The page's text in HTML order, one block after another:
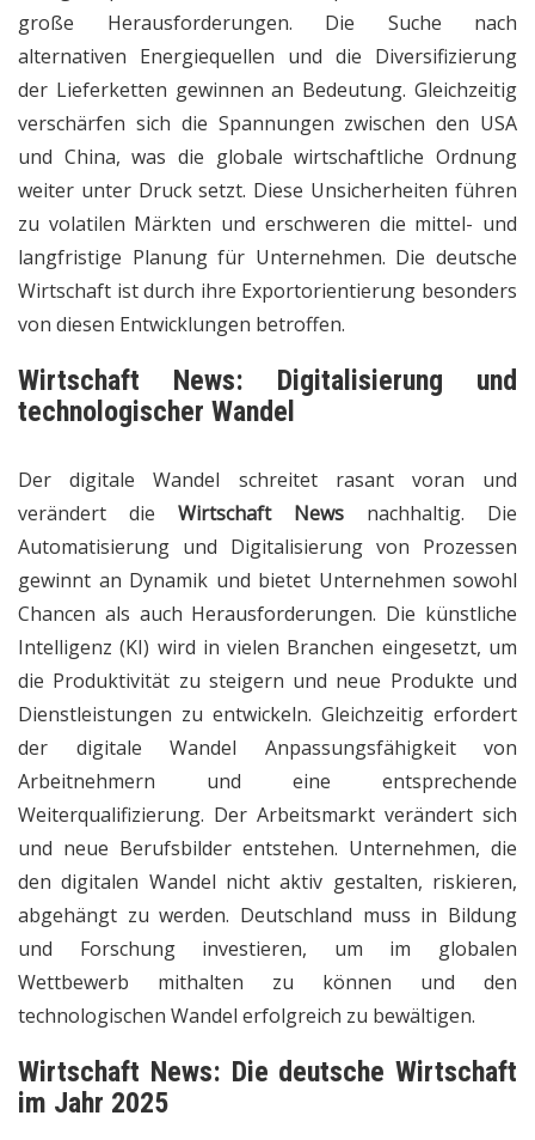
große Herausforderungen. Die Suche nach
alternativen Energiequellen und die Diversifizierung
der Lieferketten gewinnen an Bedeutung. Gleichzeitig
verschärfen sich die Spannungen zwischen den USA
und China, was die globale wirtschaftliche Ordnung
weiter unter Druck setzt. Diese Unsicherheiten führen
zu volatilen Märkten und erschweren die mittel- und
langfristige Planung für Unternehmen. Die deutsche
Wirtschaft ist durch ihre Exportorientierung besonders
von diesen Entwicklungen betroffen.
Wirtschaft News: Digitalisierung und
technologischer Wandel
Der digitale Wandel schreitet rasant voran und
verändert die Wirtschaft News nachhaltig. Die
Automatisierung und Digitalisierung von Prozessen
gewinnt an Dynamik und bietet Unternehmen sowohl
Chancen als auch Herausforderungen. Die künstliche
Intelligenz (KI) wird in vielen Branchen eingesetzt, um
die Produktivität zu steigern und neue Produkte und
Dienstleistungen zu entwickeln. Gleichzeitig erfordert
der digitale Wandel Anpassungsfähigkeit von
Arbeitnehmern und eine entsprechende
Weiterqualifizierung. Der Arbeitsmarkt verändert sich
und neue Berufsbilder entstehen. Unternehmen, die
den digitalen Wandel nicht aktiv gestalten, riskieren,
abgehängt zu werden. Deutschland muss in Bildung
und Forschung investieren, um im globalen
Wettbewerb mithalten zu können und den
technologischen Wandel erfolgreich zu bewältigen.
Wirtschaft News: Die deutsche Wirtschaft
im Jahr 2025